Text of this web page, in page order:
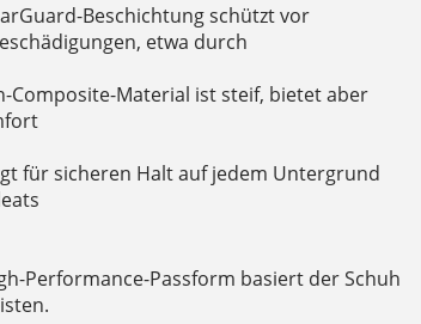
Beschichtung schützt vor
etwa durch
Composite-Material ist steif, bietet aber
für sicheren Halt auf jedem Untergrund
Performance-Passform basiert der Schuh